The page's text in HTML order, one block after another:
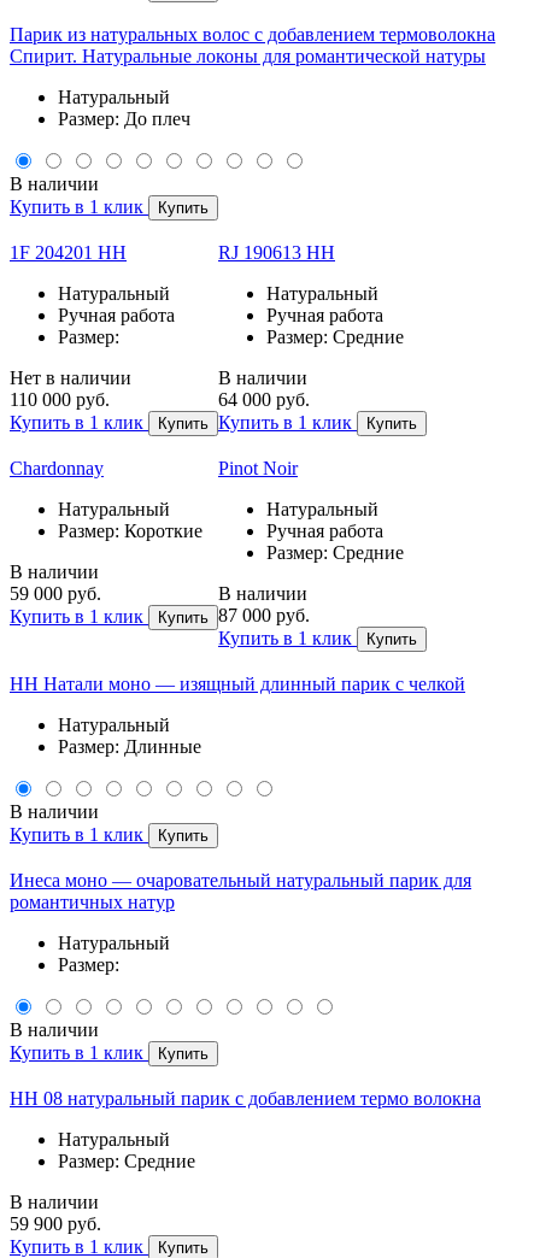
Парик из натуральных волос с добавлением термоволокна
Спирит. Натуральные локоны для романтической натуры
Натуральный
Размер: До плеч
В наличии
Купить в 1 клик
Купить
1F 204201 HH
Натуральный
Ручная работа
Размер:
Нет в наличии
110 000 руб.
Купить в 1 клик
Купить
RJ 190613 НН
Натуральный
Ручная работа
Размер: Средние
В наличии
64 000 руб.
Купить в 1 клик
Купить
Chardonnay
Натуральный
Размер: Короткие
В наличии
59 000 руб.
Купить в 1 клик
Купить
Pinot Noir
Натуральный
Ручная работа
Размер: Средние
В наличии
87 000 руб.
Купить в 1 клик
Купить
НН Натали моно — изящный длинный парик с челкой
Натуральный
Размер: Длинные
В наличии
Купить в 1 клик
Купить
Инеса моно — очаровательный натуральный парик для
романтичных натур
Натуральный
Размер:
В наличии
Купить в 1 клик
Купить
HH 08 натуральный парик с добавлением термо волокна
Натуральный
Размер: Средние
В наличии
59 900 руб.
Купить в 1 клик
Купить